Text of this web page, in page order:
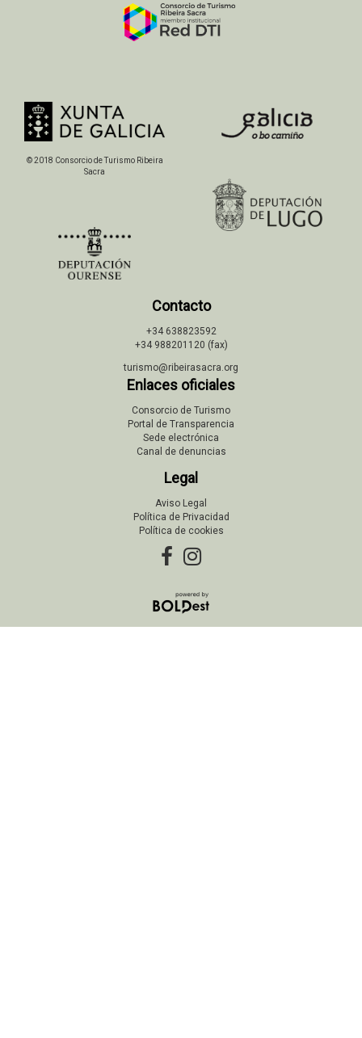
© 2018 Consorcio de Turismo Ribeira
Sacra
Contacto
+34 638823592
+34 988201120 (fax)
turismo@ribeirasacra.org
Enlaces oficiales
Consorcio de Turismo
Portal de Transparencia
Sede electrónica
Canal de denuncias
Legal
Aviso Legal
Política de Privacidad
Política de cookies